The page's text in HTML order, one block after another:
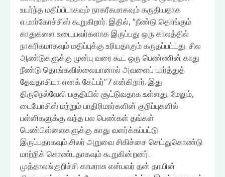
உயர்ந்த மதிப்பீடாகவும் நாகரீகமாகவும் கருதியதாக
எ.மார்கோச்சிஸ் கூறுகிறார். இதில், “நீண்டு தொங்கும்
காதுகளை உடையவர்களாக இருப்பது ஒரு காலத்தில்
நாகரிகமாகவும் மதிப்புக்கு உரியதாகும் கருதப்பட்டது. சில
ஆண்டுகளுக்கு முன்பு வரை கூட ஒரு பெண்ணின் காது
நீண்டு தொங்கவில்லையானால் அவளைப் பார்த்துத்
தேவதாசியா எனக் கேட்பர்”7 என்கிறார். இது
திருநெல்வேலி பகுதியில் சூட்டுவதாக உள்ளது. மேலும்,
டையோசிஸ் மற்றும் பாதிரிமார்களின் குறிப்புகளில்
பள்ளிகளுக்கு வந்த பல பெண்கள் தங்கள்
பெண்பிள்ளைகளுக்கு காது வளர்க்கப்பட்டு
இருப்பதாகவும் சிலர் அறுவை சிகிச்சை செய்துகொண்டு
மாற்றிக் கொண்டதாகவும் கூறுகின்றனர்.
முத்தாலங்குறிச்சி காமராசு என்பவர் தன் தாயின்